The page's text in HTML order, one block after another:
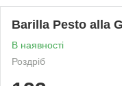
Barilla Pesto alla
В наявності
Роздріб